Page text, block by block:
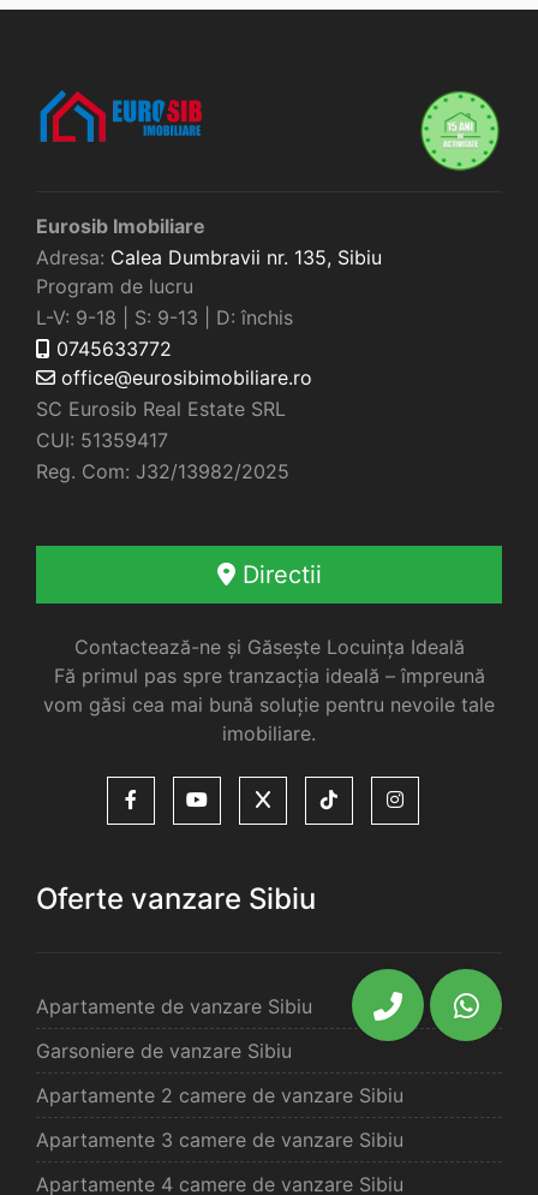
Eurosib Imobiliare
Adresa: Calea Dumbravii nr. 135, Sibiu
Program de lucru
L-V: 9-18 | S: 9-13 | D: închis
0745633772
office@eurosibimobiliare.ro
SC Eurosib Real Estate SRL
CUI: 51359417
Reg. Com: J32/13982/2025
Directii
Contactează-ne și Găsește Locuința Ideală
Fă primul pas spre tranzacția ideală – împreună
vom găsi cea mai bună soluție pentru nevoile tale
imobiliare.
Oferte vanzare Sibiu
Apartamente de vanzare Sibiu
Garsoniere de vanzare Sibiu
Apartamente 2 camere de vanzare Sibiu
Apartamente 3 camere de vanzare Sibiu
Apartamente 4 camere de vanzare Sibiu